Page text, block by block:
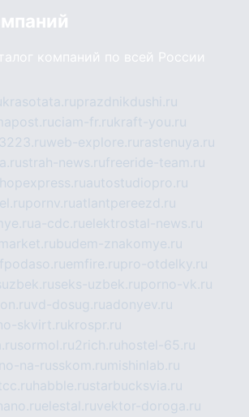
компаний по всей России
krasotata.ruprazdnikdushi.ru
ciam-fr.rukraft-you.ru
web-explore.ru rastenuya.ru
strah-news.rufreeride-team.ru
autostudiopro.ru
pornv.ruatlantpereezd.ru
a-cdc.ruelektrostal-news.ru
budem-znakomye.ru
fpodaso.ruemfire.rupro-otdelky.ru
seks-uzbek.ruporno-vk.ru
vd-dosug.ruadonyev.ru
skvirt.rukrospr.ru
sormol.ru2rich.ru hostel-65.ru
na-russkom.ru mishinlab.ru
habble.rustarbucksvia.ru
elestal.ruvektor-doroga.ru